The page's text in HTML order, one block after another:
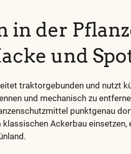
in der
und
traktorgebunden und nutzt
und mechanisch zu
punktgenau
Ackerbau